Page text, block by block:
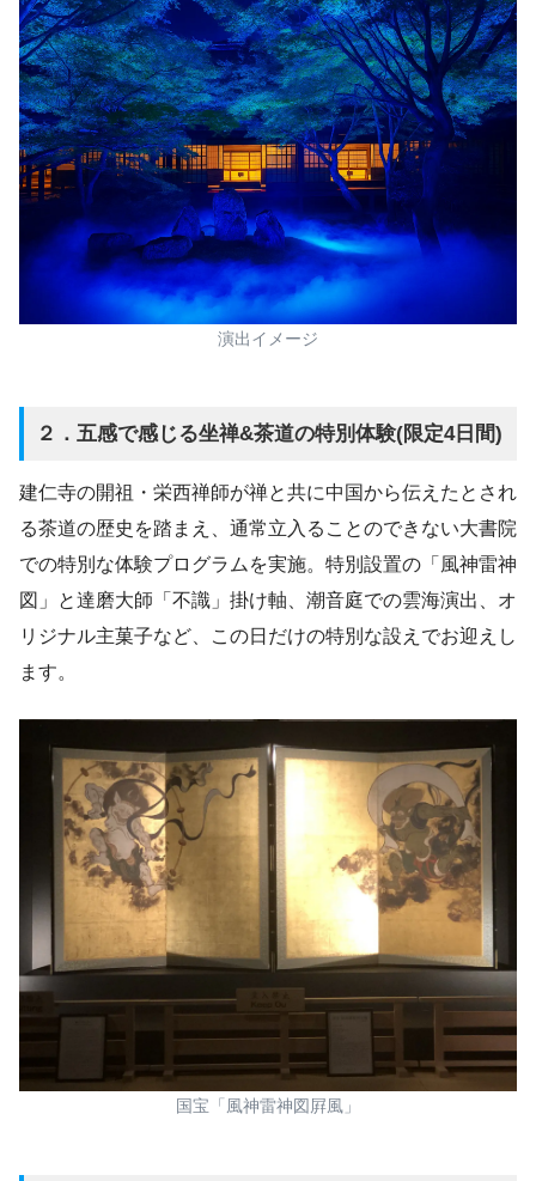
演出イメージ
２．五感で感じる坐禅&茶道の特別体験(限定4日間)
建仁寺の開祖・栄西禅師が禅と共に中国から伝えたとされ
る茶道の歴史を踏まえ、通常立入ることのできない大書院
での特別な体験プログラムを実施。特別設置の「風神雷神
図」と達磨大師「不識」掛け軸、潮音庭での雲海演出、オ
リジナル主菓子など、この日だけの特別な設えでお迎えし
ます。
国宝「風神雷神図屛風」